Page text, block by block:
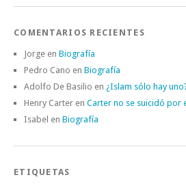
COMENTARIOS RECIENTES
Jorge en Biografía
Pedro Cano en Biografía
Adolfo De Basilio en ¿Islam sólo hay
Henry Carter en Carter no se suicidó por
Isabel en Biografía
ETIQUETAS